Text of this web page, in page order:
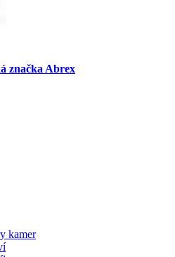
značka Abrex
kamer